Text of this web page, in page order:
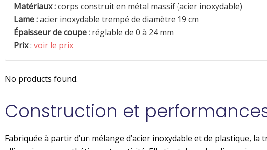
Matériaux :corps construit en métal massif (acier inoxydable)
Lame :acier inoxydable trempé de diamètre 19 cm
Épaisseur de coupe : réglable de 0 à 24 mm
Prix: voir le prix
No products found.
Construction et
Fabriquée à partir d’un mélange d’acier inoxydable et de plastique, la